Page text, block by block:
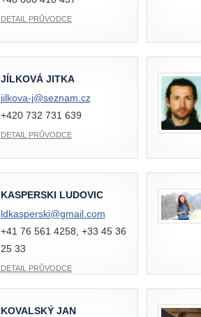
DETAIL PRŮVODCE
JÍLKOVÁ JITKA
jilkova-j@seznam.cz
+420 732 731 639
DETAIL PRŮVODCE
KASPERSKI LUDOVIC
ldkasperski@gmail.com
+41 76 561 4258, +33 45 36
25 33
DETAIL PRŮVODCE
KOVALSKÝ JAN